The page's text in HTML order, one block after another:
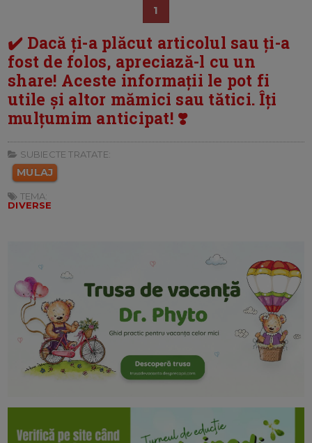
1
✔️ Dacă ți-a plăcut articolul sau ți-a
fost de folos, apreciază-l cu un
share! Aceste informații le pot fi
utile și altor mămici sau tătici. Îți
mulțumim anticipat! ❣️
SUBIECTE TRATATE:
MULAJ
TEMA:
DIVERSE